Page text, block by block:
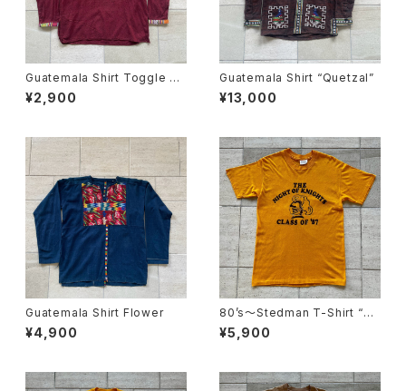
Guatemala Shirt Toggle Bu
tton
¥2,900
Guatemala Shirt “Quetzal”
¥13,000
Guatemala Shirt Flower
¥4,900
80’s〜Stedman T-Shirt “M
ADE IN USA”
¥5,900